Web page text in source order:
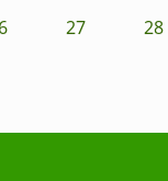
27 28